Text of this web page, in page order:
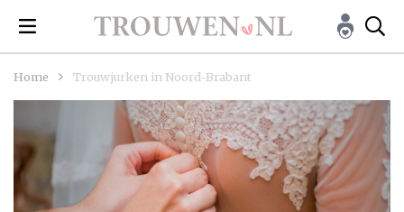
Home Trouwjurken in Noord-Brabant